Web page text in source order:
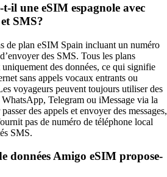
il une eSIM espagnole avec
SMS?
de plan eSIM Spain incluant un numéro
des SMS. Tous les plans
des données, ce qui signifie
sans appels vocaux entrants ou
voyageurs peuvent toujours utiliser des
Telegram ou iMessage via la
des appels et envoyer des messages,
pas de numéro de téléphone local
SMS.
données Amigo eSIM propose-